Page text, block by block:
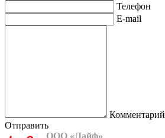
Телефон
E-mail
Комментарий
Отправить